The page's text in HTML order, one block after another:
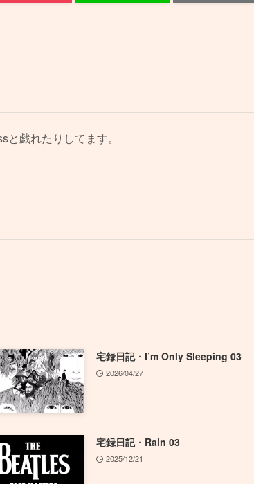
戯れたりしてます。
宅録日記・I’m Only Sleeping 03
2026/04/27
宅録日記・Rain 03
2025/12/21